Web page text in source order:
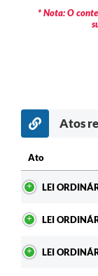
Turismo
Projetos
Contas Públicas
Editais
Links
* Nota: O
Atos
Ato
LEI
LEI
LEI